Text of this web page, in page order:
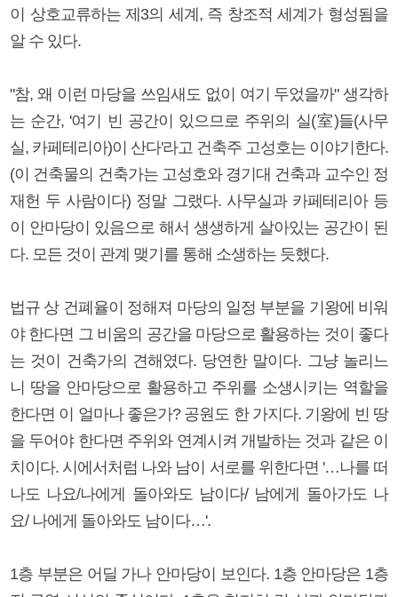
이 상호교류하는 제3의 세계, 즉 창조적 세계가 형성됨을
알 수 있다.
"참, 왜 이런 마당을 쓰임새도 없이 여기 두었을까" 생각하
는 순간, '여기 빈 공간이 있으므로 주위의 실(室)들(사무
실, 카페테리아)이 산다'라고 건축주 고성호는 이야기한다.
(이 건축물의 건축가는 고성호와 경기대 건축과 교수인 정
재헌 두 사람이다) 정말 그랬다. 사무실과 카페테리아 등
이 안마당이 있음으로 해서 생생하게 살아있는 공간이 된
다. 모든 것이 관계 맺기를 통해 소생하는 듯했다.
법규 상 건폐율이 정해져 마당의 일정 부분을 기왕에 비워
야 한다면 그 비움의 공간을 마당으로 활용하는 것이 좋다
는 것이 건축가의 견해였다. 당연한 말이다. 그냥 놀리느
니 땅을 안마당으로 활용하고 주위를 소생시키는 역할을
한다면 이 얼마나 좋은가? 공원도 한 가지다. 기왕에 빈 땅
을 두어야 한다면 주위와 연계시켜 개발하는 것과 같은 이
치이다. 시에서처럼 나와 남이 서로를 위한다면 '…나를 떠
나도 나요/나에게 돌아와도 남이다/ 남에게 돌아가도 나
요/ 나에게 돌아와도 남이다…'.
1층 부분은 어딜 가나 안마당이 보인다. 1층 안마당은 1층